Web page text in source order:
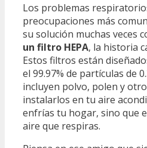
Los problemas
preocupaciones más
su solución muchas veces
un filtro HEPA, la historia
Estos filtros están
el 99.97% de partículas de
incluyen polvo, polen y
instalarlos en tu aire
enfrías tu hogar, sino que
aire que respiras.